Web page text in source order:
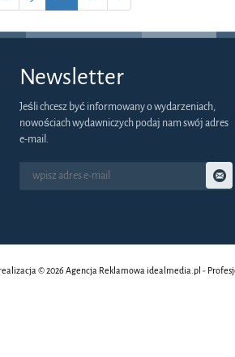
Newsletter
Jeśli chcesz być informowany o wydarzeniach,
nowościach wydawniczych podaj nam swój adres
e-mail.
© 2026 Agencja Reklamowa idealmedia.pl -